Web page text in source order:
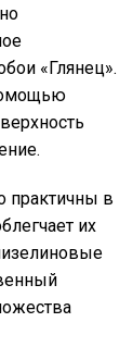
«Глянец».
практичны в
их